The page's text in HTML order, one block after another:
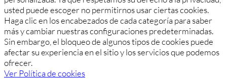
usted puede escoger no permitirnos usar ciertas cookies.
Haga clic en los encabezados de cada categoría para saber
más y cambiar nuestras configuraciones predeterminadas.
Sin embargo, el bloqueo de algunos tipos de cookies puede
afectar su experiencia en el sitio y los servicios que podemos
ofrecer.
Ver Política de cookies